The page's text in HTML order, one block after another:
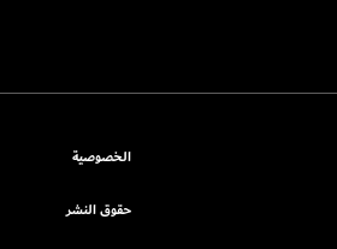
الخصوصية
حقوق النشر